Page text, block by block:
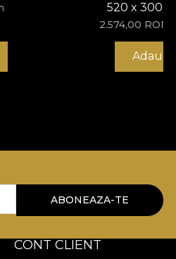
520 x 300
2.574,00 RON
ABONEAZA-TE
CONT CLIENT